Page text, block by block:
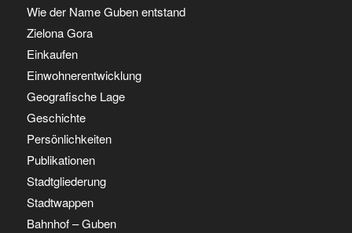
Wie der Name Guben entstand
Zielona Gora
Einkaufen
Einwohnerentwicklung
Geografische Lage
Geschichte
Persönlichkeiten
Publikationen
Stadtgliederung
Stadtwappen
Bahnhof – Guben